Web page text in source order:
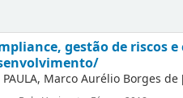
gestão de riscos
PAULA, Marco Aurélio Borges de